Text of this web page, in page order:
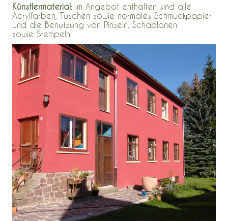
Künstlermaterial: im Angebot enthalten sind alle
Acrylfarben, Tuschen sowie normales Schmuckpapier
und die Benutzung von Pinseln, Schablonen
sowie Stempeln.